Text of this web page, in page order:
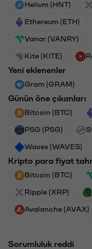
Helium (HNT)
Ethereum (ETH)
Vanar (VANRY)
Kite (KITE)
Yeni eklenenler
Gram (GRAM)
Günün öne çıkanları
Bitcoin (BTC)
PSG (PSG)
Waves (WAVES)
Kripto para fiyat
Bitcoin (BTC)
Ripple (XRP)
Avalanche (AVAX)
Sorumluluk reddi